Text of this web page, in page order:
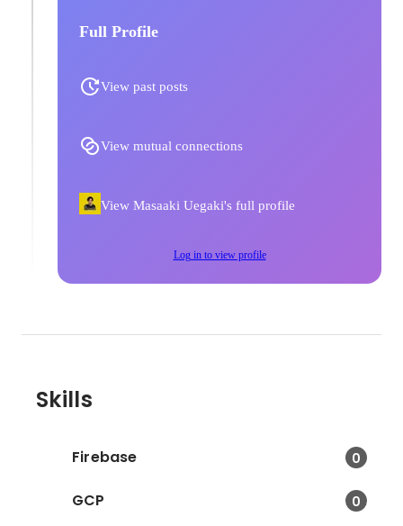
Full Profile
View past posts
View mutual connections
View Masaaki Uegaki's full profile
Log in to view profile
Skills
Firebase 0
GCP 0